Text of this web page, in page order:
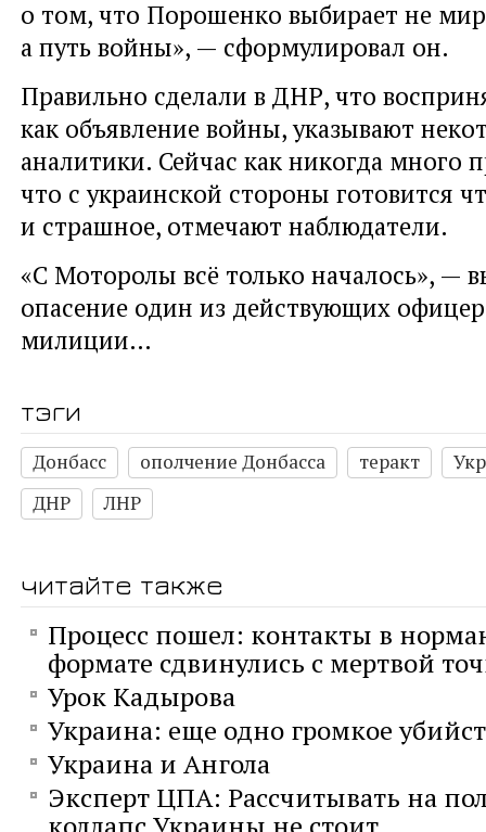
о том, что Порошенко выбирает не
а путь войны», — сформулировал он.
Правильно сделали в ДНР, что
как объявление войны, указывают
аналитики. Сейчас как никогда много
что с украинской стороны готовится
и страшное, отмечают наблюдатели.
«С Моторолы всё только началось», —
опасение один из действующих
милиции…
тэги
Донбасс ополчение Донбасса теракт
ДНР
ЛНР
читайте также
Процесс пошел: контакты в
формате сдвинулись с мертвой
Урок Кадырова
Украина: еще одно громкое
Украина и Ангола
Эксперт ЦПА: Рассчитывать на